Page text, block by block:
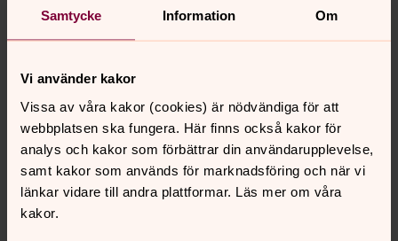
Samtycke Information Om
Vi använder kakor
Vissa av våra kakor (cookies) är nödvändiga för att
webbplatsen ska fungera. Här finns också kakor för
analys och kakor som förbättrar din användarupplevelse,
samt kakor som används för marknadsföring och när vi
länkar vidare till andra plattformar. Läs mer om våra
kakor.
Johanna Brodd
Södra Vedbo pastorat
Direkt:
0380-555083
E-post:johanna.brodd@svenskakyrkan.se
Mer om Johanna Brodd